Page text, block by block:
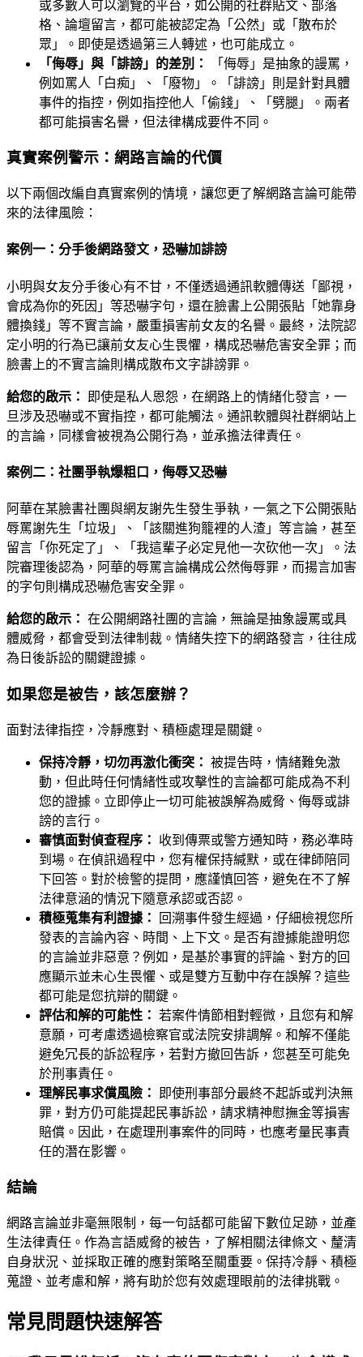
或多數人可以瀏覽的平台，如公開的社群貼文、部落
格、論壇留言，都可能被認定為「公然」或「散布於
眾」。即使是透過第三人轉述，也可能成立。
「侮辱」與「誹謗」的差別：
「侮辱」是抽象的謾罵，
例如罵人「白痴」、「廢物」。「誹謗」則是針對具體
事件的指控，例如指控他人「偷錢」、「劈腿」。兩者
都可能損害名譽，但法律構成要件不同。
真實案例警示：網路言論的代價
以下兩個改編自真實案例的情境，讓您更了解網路言論可能帶
來的法律風險：
案例一：分手後網路發文，恐嚇加誹謗
小明與女友分手後心有不甘，不僅透過通訊軟體傳送「鄙視，
會成為你的死因」等恐嚇字句，還在臉書上公開張貼「她靠身
體換錢」等不實言論，嚴重損害前女友的名譽。最終，法院認
定小明的行為已讓前女友心生畏懼，構成恐嚇危害安全罪；而
臉書上的不實言論則構成散布文字誹謗罪。
給您的啟示：
即使是私人恩怨，在網路上的情緒化發言，一
旦涉及恐嚇或不實指控，都可能觸法。通訊軟體與社群網站上
的言論，同樣會被視為公開行為，並承擔法律責任。
案例二：社團爭執爆粗口，侮辱又恐嚇
阿華在某臉書社團與網友謝先生發生爭執，一氣之下公開張貼
辱罵謝先生「垃圾」、「該關進狗籠裡的人渣」等言論，甚至
留言「你死定了」、「我這輩子必定見他一次砍他一次」。法
院審理後認為，阿華的辱罵言論構成公然侮辱罪，而揚言加害
的字句則構成恐嚇危害安全罪。
給您的啟示： 在公開網路社團的言論，無論是抽象謾罵或具
體威脅，都會受到法律制裁。情緒失控下的網路發言，往往成
為日後訴訟的關鍵證據。
如果您是被告，該怎麼辦？
面對法律指控，冷靜應對、積極處理是關鍵。
保持冷靜，切勿再激化衝突： 被提告時，情緒難免激
動，但此時任何情緒性或攻擊性的言論都可能成為不利
您的證據。立即停止一切可能被誤解為威脅、侮辱或誹
謗的言行。
審慎面對偵查程序：
收到傳票或警方通知時，務必準時
到場。在偵訊過程中，您有權保持緘默，或在律師陪同
下回答。對於檢警的提問，應謹慎回答，避免在不了解
法律意涵的情況下隨意承認或否認。
積極蒐集有利證據：
回溯事件發生經過，仔細檢視您所
發表的言論內容、時間、上下文。是否有證據能證明您
的言論並非惡意？例如，是基於事實的評論、對方的回
應顯示並未心生畏懼、或是雙方互動中存在誤解？這些
都可能是您抗辯的關鍵。
評估和解的可能性： 若案件情節相對輕微，且您有和解
意願，可考慮透過檢察官或法院安排調解。和解不僅能
避免冗長的訴訟程序，若對方撤回告訴，您甚至可能免
於刑事責任。
理解民事求償風險：
即使刑事部分最終不起訴或判決無
罪，對方仍可能提起民事訴訟，請求精神慰撫金等損害
賠償。因此，在處理刑事案件的同時，也應考量民事責
任的潛在影響。
結論
網路言論並非毫無限制，每一句話都可能留下數位足跡，並產
生法律責任。作為言語威脅的被告，了解相關法律條文、釐清
自身狀況、並採取正確的應對策略至關重要。保持冷靜、積極
蒐證、並考慮和解，將有助於您有效處理眼前的法律挑戰。
常見問題快速解答